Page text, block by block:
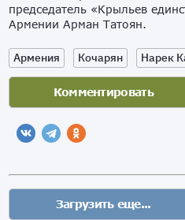
председатель «Крыльев
Армении Арман Татоян.
Армения Кочарян Нарек